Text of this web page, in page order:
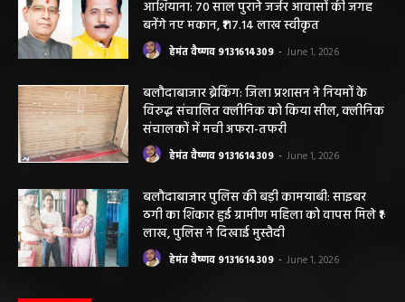
आशियाना: 70 साल पुराने जर्जर आवासों की जगह
बनेंगे नए मकान, ₹117.14 लाख स्वीकृत
हेमंत वैष्णव 9131614309 - June 1, 2026
बलौदाबाजार ब्रेकिंग: जिला प्रशासन ने नियमों के
विरुद्ध संचालित क्लीनिक को किया सील, क्लीनिक
संचालकों में मची अफरा-तफरी
हेमंत वैष्णव 9131614309 - June 1, 2026
बलौदाबाजार पुलिस की बड़ी कामयाबी: साइबर
ठगी का शिकार हुई ग्रामीण महिला को वापस मिले ₹1
लाख, पुलिस ने दिखाई मुस्तैदी
हेमंत वैष्णव 9131614309 - June 1, 2026